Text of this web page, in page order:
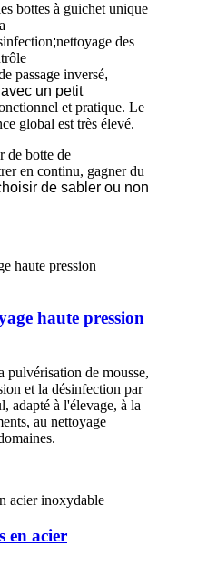
bottes à guichet unique
;nettoyage des
passage inversé,
un petit
et pratique. Le
global est très élevé.
de botte de
en continu, gagner du
de sabler ou non
haute pression
pulvérisation de mousse,
et la désinfection par
adapté à l'élevage, à la
au nettoyage
en acier